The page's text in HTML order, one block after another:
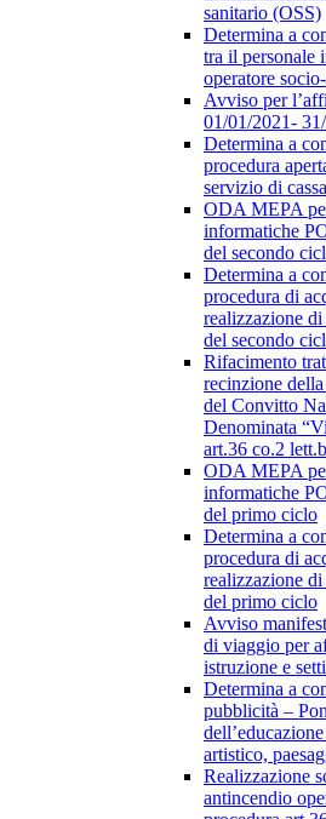
sanitario (OSS)
Determina a
tra il personale
operatore
Avviso per
01/01/2021-
Determina a
procedura
servizio di cassa
ODA MEPA
informatiche
del secondo
Determina a
procedura di
realizzazione di
del secondo
Rifacimento
recinzione
del Convitto
Denominata
art.36 co.2
ODA MEPA
informatiche
del primo ciclo
Determina a
procedura di
realizzazione di
del primo ciclo
Avviso
di viaggio per
istruzione e
Determina a
pubblicità –
artistico,
Realizzazione
antincendio